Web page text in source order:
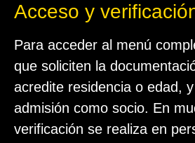
Acceso y
Para acceder al menú
que soliciten la
acredite residencia o edad,
admisión como socio. En
verificación se realiza en